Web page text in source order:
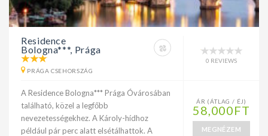
Residence
Bologna***, Prága
PRÁGA CSEHORSZÁG
0 REVIEWS
A Residence Bologna*** Prága Óvárosában
található, közel a legfőbb
nevezetességekhez. A Károly-hídhoz
például pár perc alatt elsétálhattok. A
ÁR (ÁTLAG / ÉJ)
58,000FT
MEGNÉZEM